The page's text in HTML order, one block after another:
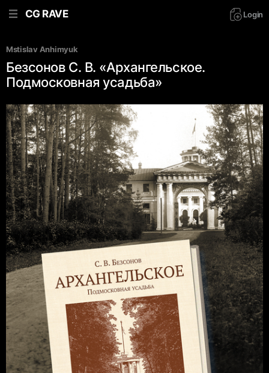
CG RAVE Login
Mstislav Anhimyuk
Безсонов С. В. «Архангельское.
Подмосковная усадьба»